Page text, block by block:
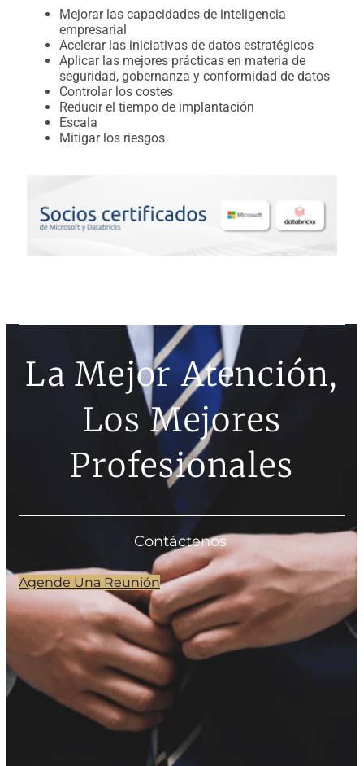
Mejorar las capacidades de inteligencia
empresarial
Acelerar las iniciativas de datos estratégicos
Aplicar las mejores prácticas en materia de
seguridad, gobernanza y conformidad de datos
Controlar los costes
Reducir el tiempo de implantación
Escala
Mitigar los riesgos
La Mejor Atención,
Los Mejores
Profesionales
Contáctenos
Agende Una Reunión